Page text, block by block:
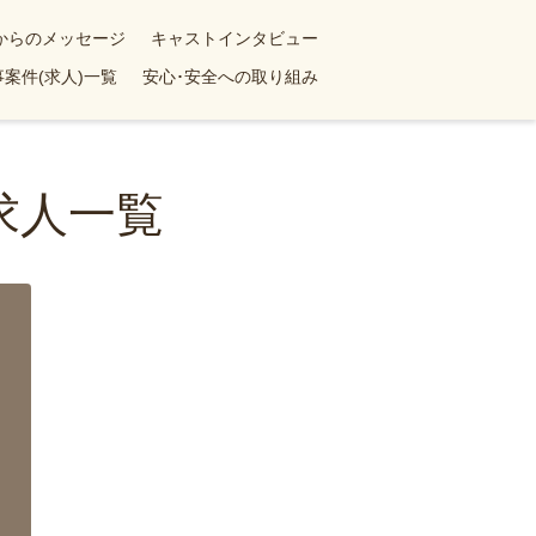
らのメッセージ
キャストインタビュー
案件(求人)一覧 安心･安全への取り組み
人一覧